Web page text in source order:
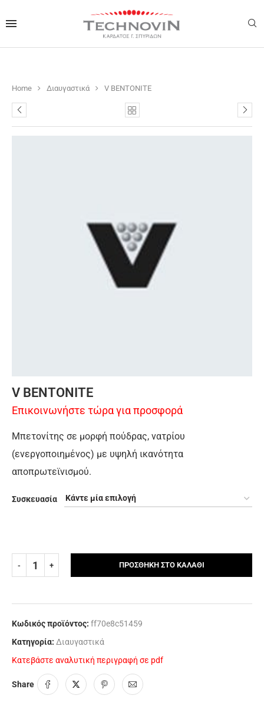
Home Διαυγαστικά V BENTONITE
V BENTONITE
Επικοινωνήστε τώρα για προσφορά
Μπετονίτης σε μορφή πούδρας, νατρίου
(ενεργοποιημένος) με υψηλή ικανότητα
αποπρωτεϊνισμού.
Συσκευασία
ΠΡΟΣΘΉΚΗ ΣΤΟ ΚΑΛΆΘΙ
Κωδικός προϊόντος: ff70e8c51459
Κατηγορία: Διαυγαστικά
Κατεβάστε αναλυτική περιγραφή σε pdf
Share